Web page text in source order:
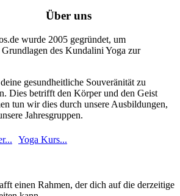
Über uns
wurde 2005 gegründet, um
des Kundalini Yoga zur
gesundheitliche Souveränität zu
Dies betrifft den Körper und den Geist
tun wir dies durch unsere Ausbildungen,
Jahresgruppen.
Yoga Kurs...
einen Rahmen, der dich auf die derzeitige